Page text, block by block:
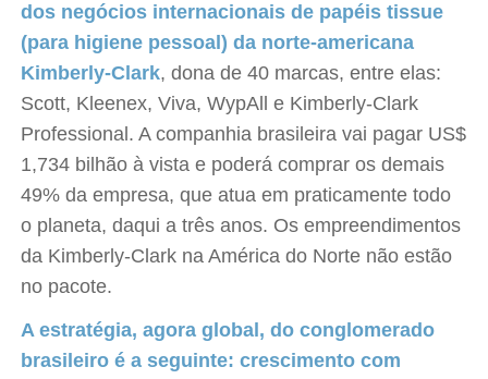
dos negócios internacionais de papéis tissue
(para higiene pessoal) da norte-americana
Kimberly-Clark, dona de 40 marcas, entre elas:
Scott, Kleenex, Viva, WypAll e Kimberly-Clark
Professional. A companhia brasileira vai pagar US$
1,734 bilhão à vista e poderá comprar os demais
49% da empresa, que atua em praticamente todo
o planeta, daqui a três anos. Os empreendimentos
da Kimberly-Clark na América do Norte não estão
no pacote.
A estratégia, agora global, do conglomerado
brasileiro é a seguinte: crescimento com